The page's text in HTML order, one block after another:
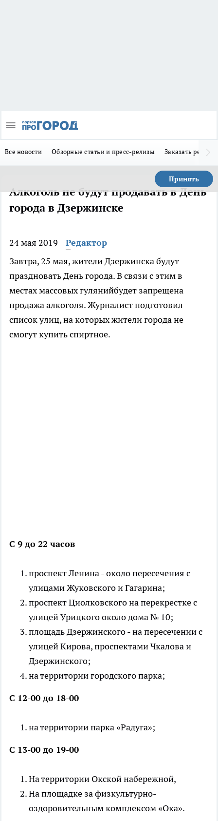
Все новости Обзорные статьи и пресс-релизы Заказать
Принять
Алкоголь не будут продавать в День
города в Дзержинске
24 мая 2019
Редактор
Завтра, 25 мая, жители Дзержинска будут
праздновать День города. В связи с этим в
местах массовых гулянийбудет запрещена
продажа алкоголя. Журналист подготовил
список улиц, на которых жители города не
смогут купить спиртное.
С 9 до 22 часов
проспект Ленина - около пересечения с
улицами Жуковского и Гагарина;
проспект Циолковского на перекрестке с
улицей Урицкого около дома № 10;
площадь Дзержинского - на пересечении с
улицей Кирова, проспектами Чкалова и
Дзержинского;
на территории городского парка;
С 12-00 до 18-00
на территории парка «Радуга»;
С 13-00 до 19-00
На территории Окской набережной,
На площадке за физкультурно-
оздоровительным комплексом «Ока».